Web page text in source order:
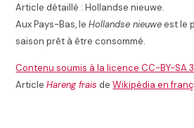
Article détaillé : Hollandse nieuwe.
Aux Pays-Bas, leHollandse nieuweest le
saison prêt à être consommé.
Contenu soumis à la licence CC-BY-SA
ArticleHareng frais deWikipédia en